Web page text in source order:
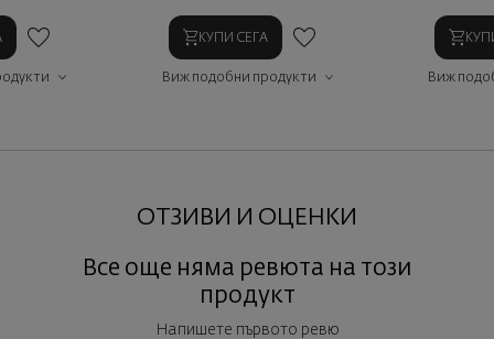
КУПИ СЕГА
Виж подобни продукти Виж
ОТЗИВИ И ОЦЕНКИ
Все още няма ревюта на този
продукт
Напишете първото ревю